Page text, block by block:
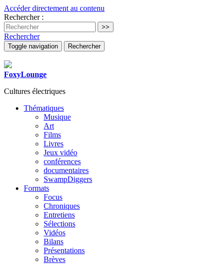
Accéder directement au contenu
Rechercher :
Rechercher
Toggle navigation Rechercher
FoxyLounge
Cultures électriques
Thématiques
Musique
Art
Films
Livres
Jeux vidéo
conférences
documentaires
SwampDiggers
Formats
Focus
Chroniques
Entretiens
Sélections
Vidéos
Bilans
Présentations
Brèves